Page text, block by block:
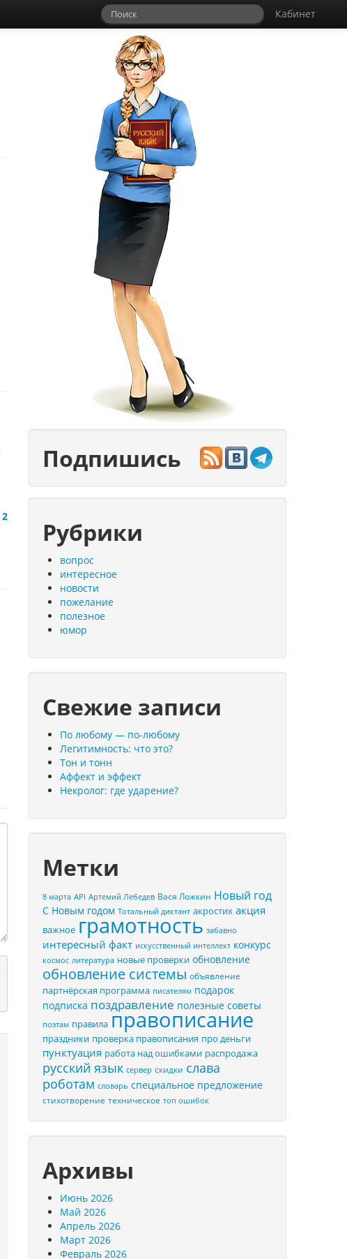
Кабинет
2
Подпишись
Рубрики
вопрос
интересное
новости
пожелание
полезное
юмор
Свежие записи
По любому — по-любому
Легитимность: что это?
Тон и тонн
Аффект и эффект
Некролог: где ударение?
Метки
8 марта API Артемий Лебедев Вася Ложкин Новый год
С Новым годом Тотальный диктант акростих акция
важное грамотность забавно
интересный факт искусственный интеллект конкурс
космос литература новые проверки обновление
обновление системы объявление
партнёрская программа писателям подарок
подписка поздравление полезные советы
поэтам правила правописание
праздники проверка правописания про деньги
пунктуация работа над ошибками распродажа
русский язык сервер скидки слава
роботам словарь специальное предложение
стихотворение техническое топ ошибок
Архивы
Июнь 2026
Май 2026
Апрель 2026
Март 2026
Февраль 2026